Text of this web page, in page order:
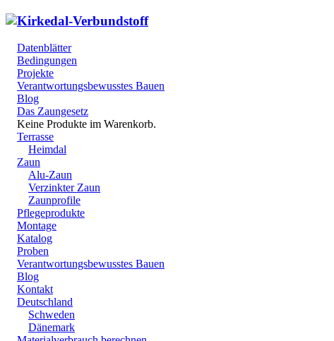
Datenblätter
Bedingungen
Projekte
Verantwortungsbewusstes Bauen
Blog
Das Zaungesetz
Keine Produkte im Warenkorb.
Terrasse
Heimdal
Zaun
Alu-Zaun
Verzinkter Zaun
Zaunprofile
Pflegeprodukte
Montage
Katalog
Proben
Verantwortungsbewusstes Bauen
Blog
Kontakt
Deutschland
Schweden
Dänemark